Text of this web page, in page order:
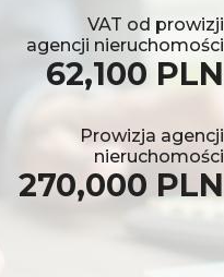
VAT od prowizji
agencji nieruchomości
62,100 PLN
Prowizja agencji
nieruchomości
270,000 PLN